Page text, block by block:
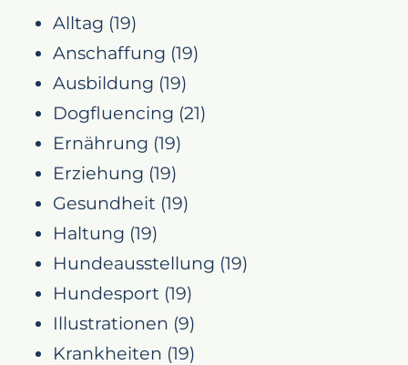
Alltag (19)
Anschaffung (19)
Ausbildung (19)
Dogfluencing (21)
Ernährung (19)
Erziehung (19)
Gesundheit (19)
Haltung (19)
Hundeausstellung (19)
Hundesport (19)
Illustrationen (9)
Krankheiten (19)